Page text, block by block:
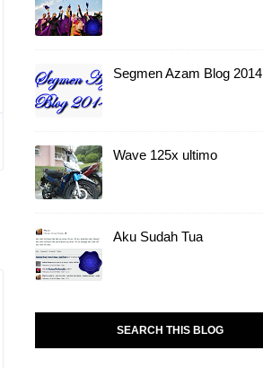
Segmen Azam Blog 2014
Wave 125x ultimo
Aku Sudah Tua
SEARCH THIS BLOG